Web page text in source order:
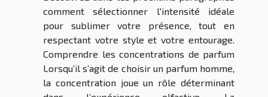
comment sélectionner l'intensité idéale
pour sublimer votre présence, tout en
respectant votre style et votre entourage.
Comprendre les concentrations de parfum
Lorsqu’il s’agit de choisir un parfum homme,
la concentration joue un rôle déterminant